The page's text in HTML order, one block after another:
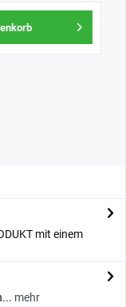
mit einem
mehr